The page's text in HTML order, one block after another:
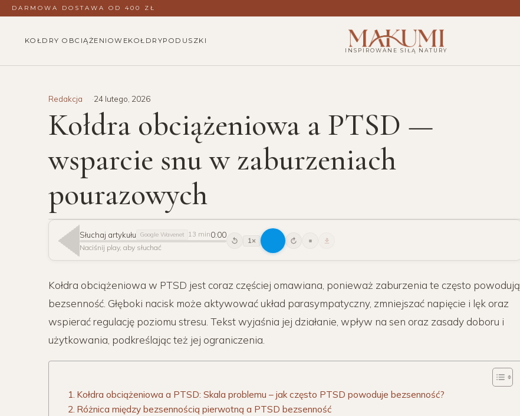
DARMOWA DOSTAWA OD 400 ZŁ
KOŁDRY OBCIĄŻENIOWEKOŁDRYPODUSZKI
INSPIROWANE SIŁĄ NATURY
Redakcja 24 lutego, 2026
Kołdra obciążeniowa a PTSD —
wsparcie snu w zaburzeniach
pourazowych
Słuchaj artykułu Google Wavenet 13 min0:00
Naciśnij play, aby słuchać
15 1× 15
Kołdra obciążeniowa w PTSD jest coraz częściej omawiana, ponieważ zaburzenia te często powodują
bezsenność. Głęboki nacisk może aktywować układ parasympatyczny, zmniejszać napięcie i lęk oraz
wspierać regulację poziomu stresu. Tekst wyjaśnia jej działanie, wpływ na sen oraz zasady doboru i
użytkowania, podkreślając też jej ograniczenia.
Kołdra obciążeniowa a PTSD: Skala problemu – jak często PTSD powoduje bezsenność?
Różnica między bezsennością pierwotną a PTSD bezsenność